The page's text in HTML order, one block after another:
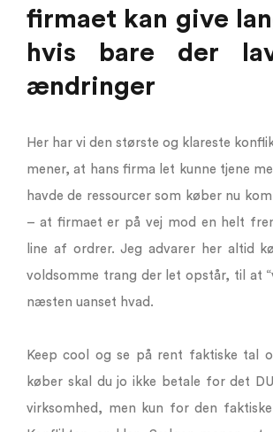
firmaet kan give
hvis bare der
ændringer
Her har vi den største og klareste
mener, at hans firma let kunne tjene
havde de ressourcer som køber nu
– at firmaet er på vej mod en helt
line af ordrer. Jeg advarer her altid
voldsomme trang der let opstår, til at
næsten uanset hvad.
Keep cool og se på rent faktiske tal
køber skal du jo ikke betale for det
virksomhed, men kun for den